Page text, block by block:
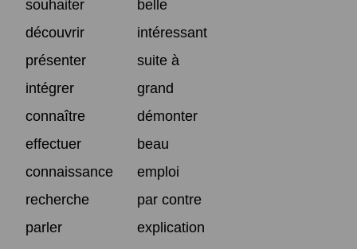
souhaiter
belle
découvrir
intéressant
présenter
suite à
intégrer
grand
connaître
démonter
effectuer
beau
connaissance
emploi
recherche
par contre
parler
explication